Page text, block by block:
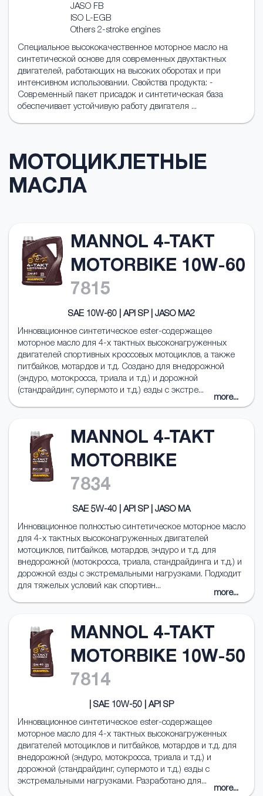
JASO FB
ISO L-EGB
Others 2-stroke engines
Специальное высококачественное моторное масло на
синтетической основе для современных двухтактных
двигателей, работающих на высоких оборотах и при
интенсивном использовании. Свойства продукта: -
Современный пакет присадок и синтетическая база
обеспечивает устойчивую работу двигателя ...
МОТОЦИКЛЕТНЫЕ
МАСЛА
MANNOL 4-TAKT
MOTORBIKE 10W-60
7815
SAE 10W-60 | API SP | JASO MA2
Инновационное cинтетическое ester-содержащее
моторное масло для 4-х тактных высоконагруженных
двигателей спортивных кроссовых мотоциклов, а также
питбайков, мотардов и т.д. Создано для внедорожной
(эндуро, мотокросса, триала и т.д.) и дорожной
(стандрайдинг, супермото и т.д.) езды с экстре...
more...
MANNOL 4-TAKT
MOTORBIKE
7834
SAE 5W-40 | API SP | JASO MA
Инновационное полностью синтетическое моторное масло
для 4-х тактных высоконагруженных двигателей
мотоциклов, питбайков, мотардов, эндуро и т.д. для
внедорожной (мотокросса, триала, стандрайдинга и т.д.) и
дорожной езды с экстремальными нагрузками. Подходит
для тяжелых условий как спортивн...
more...
MANNOL 4-TAKT
MOTORBIKE 10W-50
7814
| SAE 10W-50 | API SP
Инновационное синтетическое ester-содержащее
моторное масло для 4-х тактных высоконагруженных
двигателей мотоциклов и питбайков, мотардов и т.д. для
внедорожной (эндуро, мотокросса, триала и т.д.) и
дорожной (стандрайдинг, супермото и т.д.) езды с
экстремальными нагрузками. Разработано для...
more...